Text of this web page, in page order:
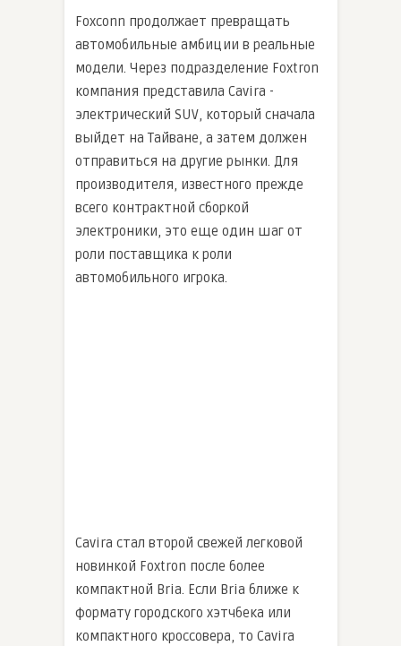
Foxconn продолжает превращать
автомобильные амбиции в реальные
модели. Через подразделение Foxtron
компания представила Cavira -
электрический SUV, который сначала
выйдет на Тайване, а затем должен
отправиться на другие рынки. Для
производителя, известного прежде
всего контрактной сборкой
электроники, это еще один шаг от
роли поставщика к роли
автомобильного игрока.
Cavira стал второй свежей легковой
новинкой Foxtron после более
компактной Bria. Если Bria ближе к
формату городского хэтчбека или
компактного кроссовера, то Cavira